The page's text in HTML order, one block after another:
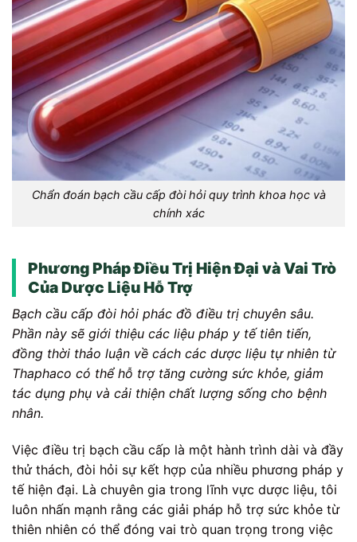
Chẩn đoán bạch cầu cấp đòi hỏi quy trình khoa học và
chính xác
Phương Pháp Điều Trị Hiện Đại và Vai Trò
Của Dược Liệu Hỗ Trợ
Bạch cầu cấp đòi hỏi phác đồ điều trị chuyên sâu.
Phần này sẽ giới thiệu các liệu pháp y tế tiên tiến,
đồng thời thảo luận về cách các dược liệu tự nhiên từ
Thaphaco có thể hỗ trợ tăng cường sức khỏe, giảm
tác dụng phụ và cải thiện chất lượng sống cho bệnh
nhân.
Việc điều trị bạch cầu cấp là một hành trình dài và đầy
thử thách, đòi hỏi sự kết hợp của nhiều phương pháp y
tế hiện đại. Là chuyên gia trong lĩnh vực dược liệu, tôi
luôn nhấn mạnh rằng các giải pháp hỗ trợ sức khỏe từ
thiên nhiên có thể đóng vai trò quan trọng trong việc